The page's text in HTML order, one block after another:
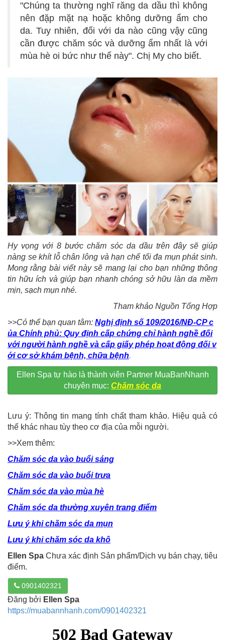
"Chúng ta thường nghĩ răng da dầu thì không
nên đặp mặt nạ hoặc không dưỡng ẩm cho
da. Tuy nhiên, đối với da nào cũng vậy cũng
cần được chăm sóc và dưỡng ẩm nhất là với
mùa hè oi bức như thế này". Chị My cho biết.
Hy vọng với 8 bước chăm sóc da dầu trên đây sẽ giúp
nàng se khít lỗ chân lông và hạn chế tối đa mụn phát sinh.
Mong rằng bài viết này sẽ mang lại cho bạn những thông
tin hữu ích và giúp bạn nhanh chóng sở hữu làn da mềm
mịn, sạch mụn nhé.
Tham khảo Nguồn Tổng Hợp
>>Có thể bạn quan tâm: Nghị định số 109/2016/NĐ-CP c
ủa Chính phủ: Quy định cấp chứng chỉ hành nghề đối
với người hành nghề và cấp giấy phép hoạt động đối v
ới cơ sở khám bệnh, chữa bệnh.
Ellen Spa tự hào là thành viên Partner MuaBanNhanh
chuyên mục: Chăm sóc da
Lưu ý: Thông tin mang tính chất tham khảo. Hiệu quả có
thể khác nhau tùy theo cơ địa của mỗi người.
>>Xem thêm:
Chăm sóc da vào buổi sáng
Chăm sóc da vào buổi trưa
Chăm sóc da vào mùa hè
Chăm sóc da thường xuyên trang điểm
Lưu ý khi chăm sóc da mụn
Lưu ý khi chăm sóc da khô
Ellen Spa Chưa xác định Sản phẩm/Dịch vụ bán chạy, tiêu
điểm.
0901402321
Đăng bởi Ellen Spa
https://muabannhanh.com/0901402321